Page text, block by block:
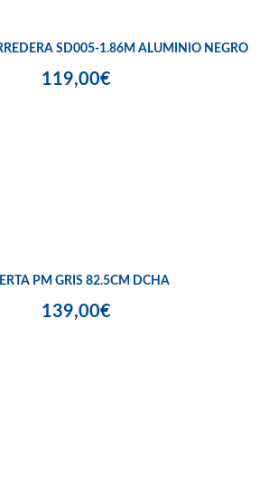
SD005-1.86M ALUMINIO NEGRO
119,00€
PM GRIS 82.5CM DCHA
139,00€